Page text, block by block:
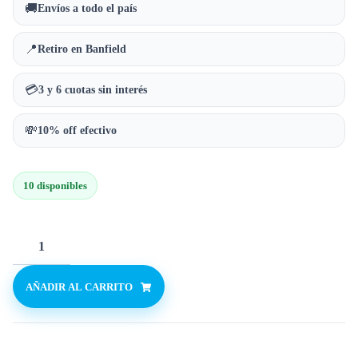
🚚Envíos a todo el país
📍Retiro en Banfield
💳3 y 6 cuotas sin interés
💸10% off efectivo
10 disponibles
AÑADIR AL CARRITO